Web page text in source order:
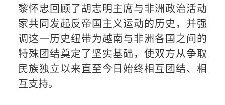
黎怀忠回顾了胡志明主席与非洲政治活动
家共同发起反帝国主义运动的历史，并强
调这一历史纽带为越南与非洲各国之间的
特殊团结奠定了坚实基础，使双方从争取
民族独立以来直至今日始终相互团结、相
互支持。